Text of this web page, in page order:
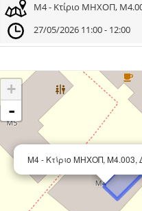
Μ4 - Κτίριο ΜΗΧΟΠ,
27/05/2026 11:00 - 12:00
Μ4 - Κτίριο ΜΗΧΟΠ, Μ4.003,
+
-